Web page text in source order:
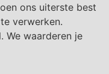
ons uiterste best
verwerken.
We waarderen je